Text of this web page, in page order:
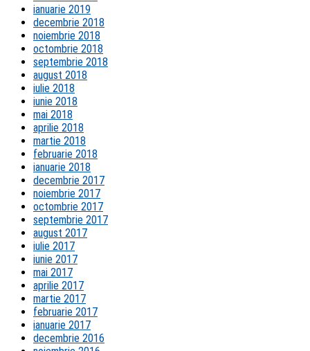
ianuarie 2019
decembrie 2018
noiembrie 2018
octombrie 2018
septembrie 2018
august 2018
iulie 2018
iunie 2018
mai 2018
aprilie 2018
martie 2018
februarie 2018
ianuarie 2018
decembrie 2017
noiembrie 2017
octombrie 2017
septembrie 2017
august 2017
iulie 2017
iunie 2017
mai 2017
aprilie 2017
martie 2017
februarie 2017
ianuarie 2017
decembrie 2016